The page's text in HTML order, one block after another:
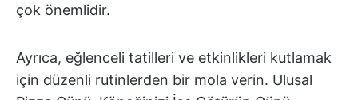
çok önemlidir.
Ayrıca, eğlenceli tatilleri ve etkinlikleri kutlamak
için düzenli rutinlerden bir mola verin. Ulusal